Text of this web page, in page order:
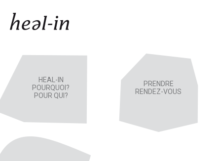
Menu principal
HEAL-IN
POURQUOI?
POUR QUI?
PRENDRE
RENDEZ-VOUS